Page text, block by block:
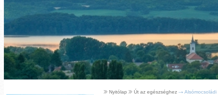
Nyitólap Út az egészséghez